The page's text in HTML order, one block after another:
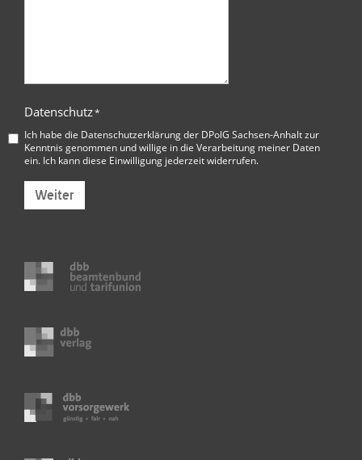
Datenschutz*
Ich habe die Datenschutzerklärung der DPolG Sachsen-Anhaltzur
Kenntnis genommen und willige in die Verarbeitung meiner Daten
ein. Ich kann diese Einwilligung jederzeit widerrufen.
Weiter